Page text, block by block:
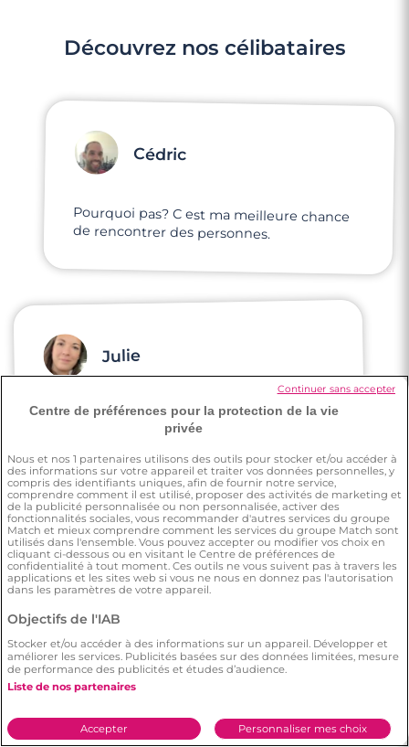
4 minutes
Rencontre à Tarascon
Découvrez nos célibataires
Cédric
Pourquoi pas? C est ma meilleure chance
de rencontrer des personnes.
Julie
J'avais envie de me lancer dans la
recherche d'une belle personne. J'ai de
bons retours de mes amis sur les sites mais
j'ai de très mauvaises expériences sur
d'autres sites. Je voulais tester Meetic,
comme une dernière chance aux
rencontres en ligne.
Vincent
Centre de préférences pour la protection de la vie
privée
Nous et nos 1 partenaires utilisons des outils pour stocker et/ou accéder à
des informations sur votre appareil et traiter vos données personnelles, y
compris des identifiants uniques, afin de fournir notre service,
comprendre comment il est utilisé, proposer des activités de marketing et
de la publicité personnalisée ou non personnalisée, activer des
fonctionnalités sociales, vous recommander d'autres services du groupe
Match et mieux comprendre comment les services du groupe Match sont
utilisés dans l'ensemble. Vous pouvez accepter ou modifier vos choix en
cliquant ci-dessous ou en visitant le Centre de préférences de
confidentialité à tout moment. Ces outils ne vous suivent pas à travers les
applications et les sites web si vous ne nous en donnez pas l'autorisation
dans les paramètres de votre appareil.
Objectifs de l'IAB
Stocker et/ou accéder à des informations sur un appareil. Développer et
améliorer les services. Publicités basées sur des données limitées, mesure
de performance des publicités et études d’audience.
Liste de nos partenaires
Personnaliser mes choix
Accepter
Continuer sans accepter